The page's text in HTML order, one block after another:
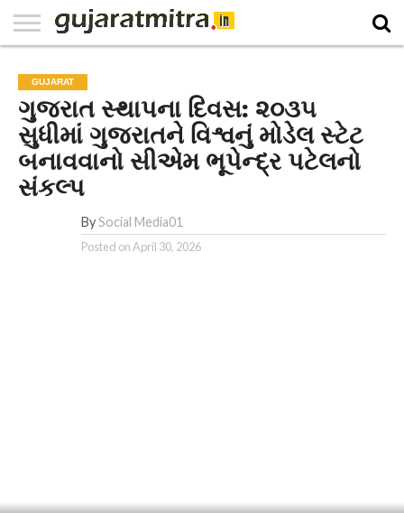
PAPER
NATIONAL
WORLD
BUSINESS
SPORTS
GUJARAT
OPINION
MORE
GUJARAT
​ગુજરાત સ્થાપના દિવસ: ૨૦૩૫
સુધીમાં ગુજરાતને વિશ્વનું મોડેલ સ્ટેટ
બનાવવાનો સીએમ ભૂપેન્દ્ર પટેલનો
સંકલ્પ
By Social Media01
Posted onApril 30, 2026